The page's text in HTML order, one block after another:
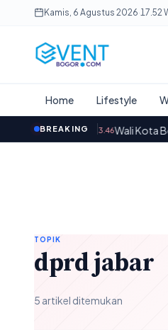
Lewati ke konten utama
Kamis, 6 Agustus 2026·17.52
Home Lifestyle
BREAKING
23.46Wali Kota Bogor
TOPIK
dprd jabar
5 artikel ditemukan